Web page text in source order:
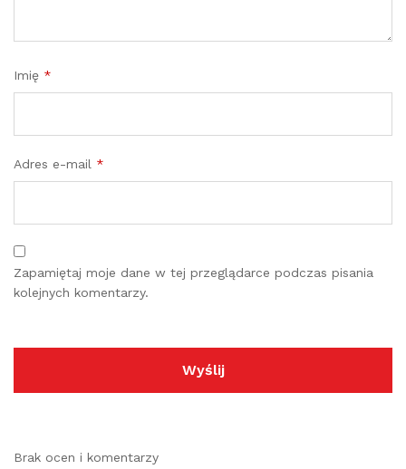
Imię *
Adres e-mail *
Zapamiętaj moje dane w tej przeglądarce podczas pisania
kolejnych komentarzy.
Brak ocen i komentarzy